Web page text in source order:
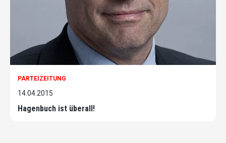
PARTEIZEITUNG
14.04.2015
Hagenbuch ist überall!